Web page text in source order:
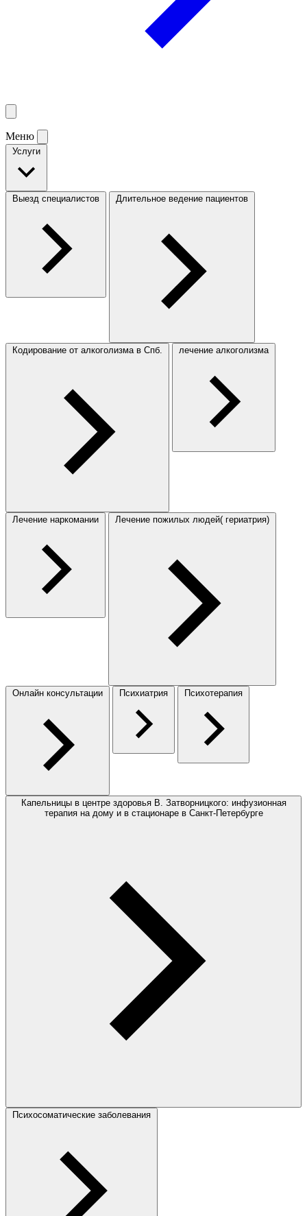
Меню
Услуги
Выезд специалистов Длительное ведение пациентов
Кодирование от алкоголизма в Спб. лечение алкоголизма
Лечение наркомании Лечение пожилых людей( гериатрия)
Онлайн консультации Психиатрия Психотерапия
Капельницы в центре здоровья В. Затворницкого: инфузионная
терапия на дому и в стационаре в Санкт-Петербурге
Психосоматические заболевания